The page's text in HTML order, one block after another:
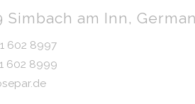
am Inn,
602 8997
602 8999